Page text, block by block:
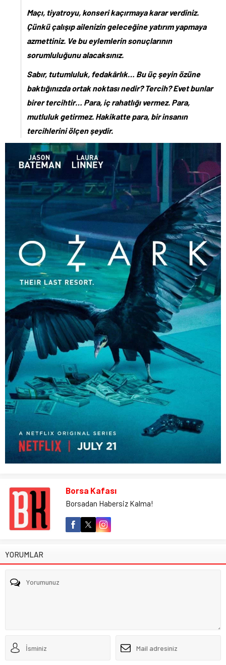
Maçı, tiyatroyu, konseri kaçırmaya karar verdiniz.
Çünkü çalışıp ailenizin geleceğine yatırım yapmaya
azmettiniz. Ve bu eylemlerin sonuçlarının
sorumluluğunu alacaksınız.
Sabır, tutumluluk, fedakârlık… Bu üç şeyin özüne
baktığınızda ortak noktası nedir? Tercih? Evet bunlar
birer tercihtir… Para, iç rahatlığı vermez. Para,
mutluluk getirmez. Hakikatte para, bir insanın
tercihlerini ölçen şeydir.
Borsa Kafası
Borsadan Habersiz Kalma!
YORUMLAR